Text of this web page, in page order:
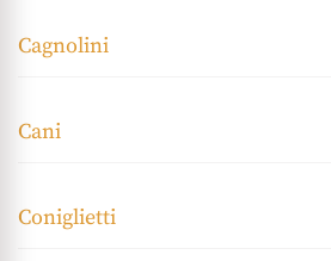
Cagnolini
Cani
Coniglietti